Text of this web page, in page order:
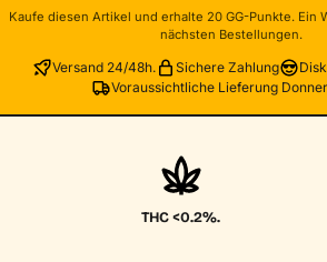
Kaufe diesen Artikel und erhalte 20 GG-Punkte. Ein
nächsten Bestellungen.
Versand 24/48h. Sichere Zahlung
Voraussichtliche Lieferung
THC <0.2%.